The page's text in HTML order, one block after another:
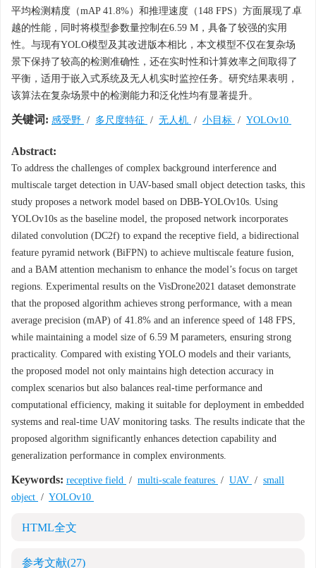
平均检测精度（mAP 41.8%）和推理速度（148 FPS）方面展现了卓
越的性能，同时将模型参数量控制在6.59 M，具备了较强的实用
性。与现有YOLO模型及其改进版本相比，本文模型不仅在复杂场
景下保持了较高的检测准确性，还在实时性和计算效率之间取得了
平衡，适用于嵌入式系统及无人机实时监控任务。研究结果表明，
该算法在复杂场景中的检测能力和泛化性均有显著提升。
关键词: 感受野 / 多尺度特征 / 无人机 / 小目标 / YOLOv10
Abstract:
To address the challenges of complex background interference and
multiscale target detection in UAV-based small object detection tasks, this
study proposes a network model based on DBB-YOLOv10s. Using
YOLOv10s as the baseline model, the proposed network incorporates
dilated convolution (DC2f) to expand the receptive field, a bidirectional
feature pyramid network (BiFPN) to achieve multiscale feature fusion,
and a BAM attention mechanism to enhance the model’s focus on target
regions. Experimental results on the VisDrone2021 dataset demonstrate
that the proposed algorithm achieves strong performance, with a mean
average precision (mAP) of 41.8% and an inference speed of 148 FPS,
while maintaining a model size of 6.59 M parameters, ensuring strong
practicality. Compared with existing YOLO models and their variants,
the proposed model not only maintains high detection accuracy in
complex scenarios but also balances real-time performance and
computational efficiency, making it suitable for deployment in embedded
systems and real-time UAV monitoring tasks. The results indicate that the
proposed algorithm significantly enhances detection capability and
generalization performance in complex environments.
Keywords: receptive field / multi-scale features / UAV / small
object / YOLOv10
HTML全文
参考文献(27)